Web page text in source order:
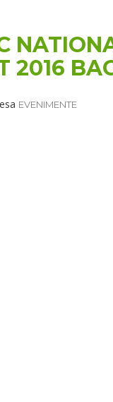
2016
EVENIMENTE